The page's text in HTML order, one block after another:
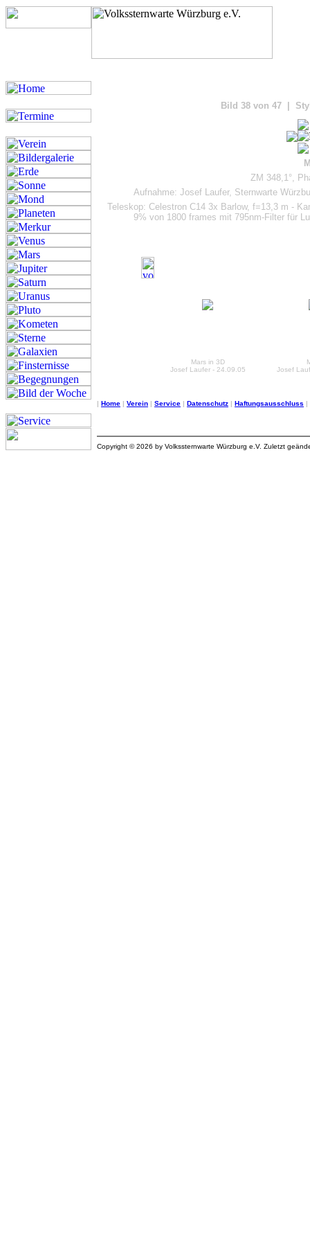
Bild 38 von 47 |
ZM 348,1°,
Aufnahme: Josef Laufer, Sternwarte
Teleskop: Celestron C14 3x Barlow, f=13,3 m -
9% von 1800 frames mit 795nm-Filter für
Mars in 3D
Josef Laufer - 24.09.05
Josef
| Home | Verein | Service | Datenschutz | Haftungsausschluss |
Copyright © 2026 by Volkssternwarte Würzburg e.V. Zuletzt